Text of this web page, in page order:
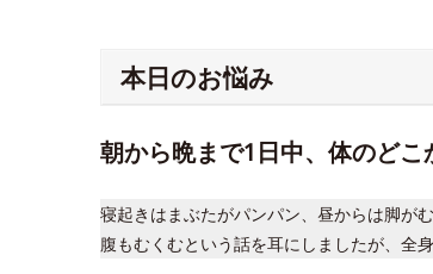
本日のお悩み
朝から晩まで1日中、体のど
寝起きはまぶたがパンパン、昼からは脚が
腹もむくむという話を耳にしましたが、全